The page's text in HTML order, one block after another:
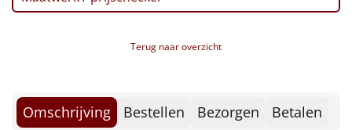
Borrelplank
NIEUW
Noodradio NIEUW
Terug naar overzicht
Omschrijving Bestellen Bezorgen Betalen